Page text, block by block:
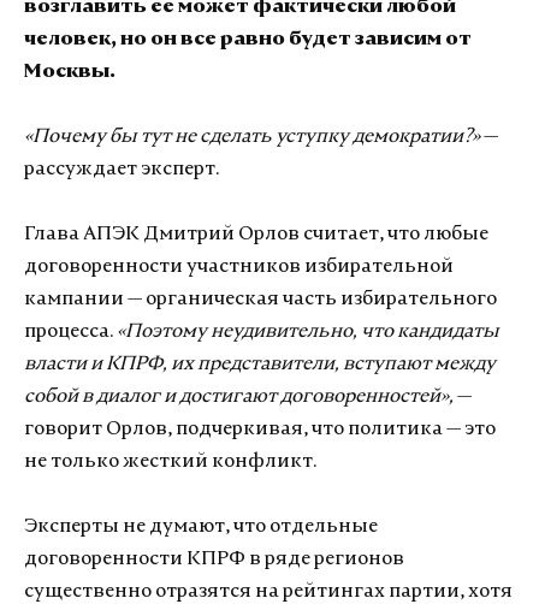
возглавить ее может фактически любой
человек, но он все равно будет зависим от
Москвы.
«Почему бы тут не сделать уступку демократии?»—
рассуждает эксперт.
Глава АПЭК Дмитрий Орлов считает, что любые
договоренности участников избирательной
кампании — органическая часть избирательного
процесса. «Поэтому неудивительно, что кандидаты
власти и КПРФ, их представители, вступают между
собой в диалог и достигают договоренностей», —
говорит Орлов, подчеркивая, что политика — это
не только жесткий конфликт.
Эксперты не думают, что отдельные
договоренности КПРФ в ряде регионов
существенно отразятся на рейтингах партии, хотя